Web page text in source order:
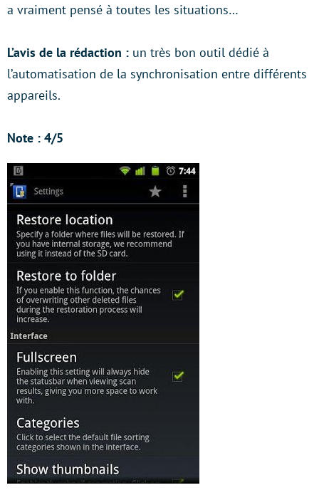
a vraiment pensé à toutes les situations…
L’avis de la rédaction : un très bon outil dédié à
l’automatisation de la synchronisation entre différents
appareils.
Note : 4/5